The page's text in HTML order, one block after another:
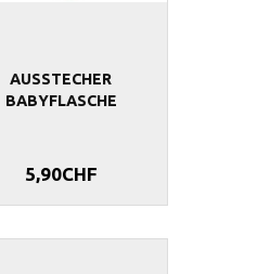
AUSSTECHER
BABYFLASCHE
5,90CHF